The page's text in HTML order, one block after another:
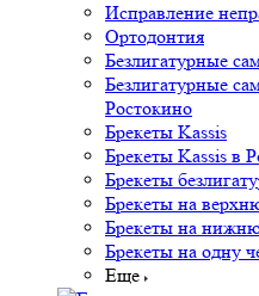
Исправление
Ортодонтия
Безлигатурные
Безлигатурные
Ростокино
Брекеты Kassis
Брекеты Kassis в
Брекеты
Брекеты на
Брекеты на
Брекеты на одну
Еще